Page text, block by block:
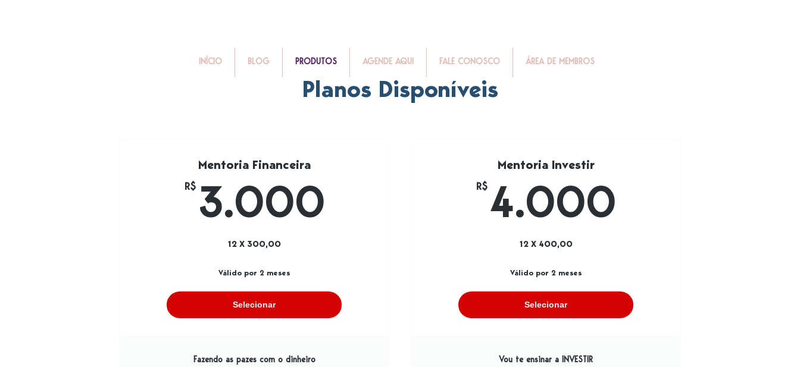
Planos Disponíveis
Mentoria Financeira
R$ 3.000 3.000R$
12 X 300,00
Válido por 2 meses
Selecionar
Fazendo as pazes com o dinheiro
Mentoria Investir
R$ 4.000
12 X 400,00
Válido por 2 meses
Selecionar
Vou te ensinar a INVESTIR
INÍCIO BLOG PRODUTOS AGENDE AQUI FALE CONOSCO ÁREA DE MEMBROS